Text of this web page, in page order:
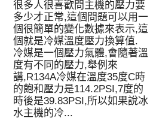
很多人很喜歡問主機的壓力要
多少才正常,這個問題可以用一
個很簡單的變化數據來表示,這
個就是冷媒溫度壓力換算值.
冷媒是一個壓力氣體,會隨著溫
度有不同的壓力,舉例來
講,R134A冷媒在溫度35度C時
的飽和壓力是114.2PSI,7度的
時後是39.83PSI,所以如果說冰
水主機的冷...